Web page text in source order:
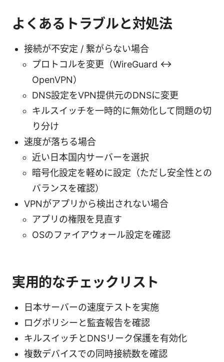
よくあるトラブルと対処法
接続が不安定 / 繋がらない場合
プロトコルを変更（WireGuard ↔
OpenVPN）
DNS設定をVPN提供元のDNSに変更
キルスイッチを一時的に無効化して問題の切
り分け
速度が落ちる場合
近い日本国内サーバーを選択
暗号化設定を軽めに設定（ただし安全性との
バランスを確認）
VPNがアプリから検出されない場合
アプリの権限を見直す
OSのファイアウォール設定を確認
実用的なチェックリスト
日本サーバーの速度テストを実施
ログポリシーと監査報告を確認
キルスイッチとDNSリーク保護を有効化
複数デバイスでの同時接続数を確認